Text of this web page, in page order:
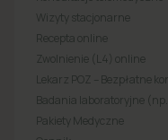
Wizyty stacjonarne
Recepta online
Zwolnienie (L4) online
Lekarz POZ – Bezpłatne
Badania laboratoryjne
Pakiety Medyczne